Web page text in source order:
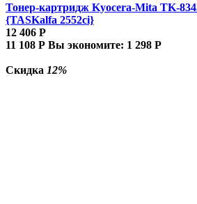
Тонер-картридж Kyocera-Mita TK-
{TASKalfa 2552ci}
12 406 Р
11 108 Р Вы экономите: 1 298 Р
Скидка 12%